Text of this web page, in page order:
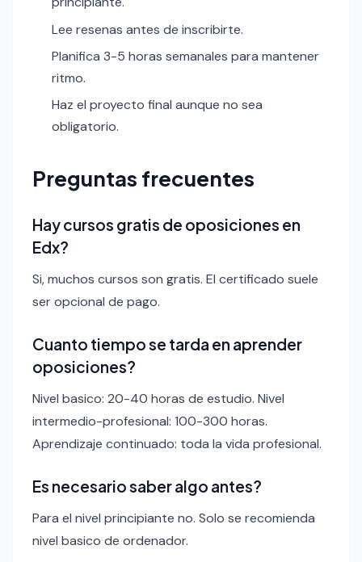
Lee resenas antes de inscribirte.
Planifica 3-5 horas semanales para mantener
ritmo.
Haz el proyecto final aunque no sea
obligatorio.
Preguntas frecuentes
Hay cursos gratis de oposiciones en
Edx?
Si, muchos cursos son gratis. El certificado suele
ser opcional de pago.
Cuanto tiempo se tarda en aprender
oposiciones?
Nivel basico: 20-40 horas de estudio. Nivel
intermedio-profesional: 100-300 horas.
Aprendizaje continuado: toda la vida profesional.
Es necesario saber algo antes?
Para el nivel principiante no. Solo se recomienda
nivel basico de ordenador.